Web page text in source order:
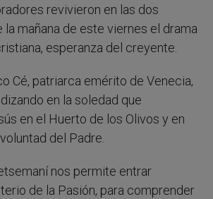
revivieron en las dos
mañana de este viernes el drama
esperanza del creyente.
Cé, patriarca emérito de Venecia,
en la soledad que
en el Huerto de los Olivos y en
del Padre.
nos permite entrar
de la Pasión, para comprender